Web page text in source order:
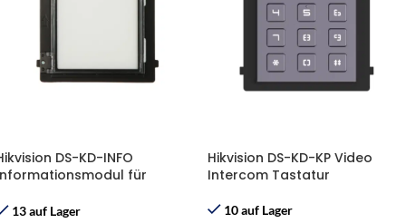
DS-KD-INFO
für
13 auf Lager
Hikvision DS-KD-KP Video
Intercom Tastatur
10 auf Lager